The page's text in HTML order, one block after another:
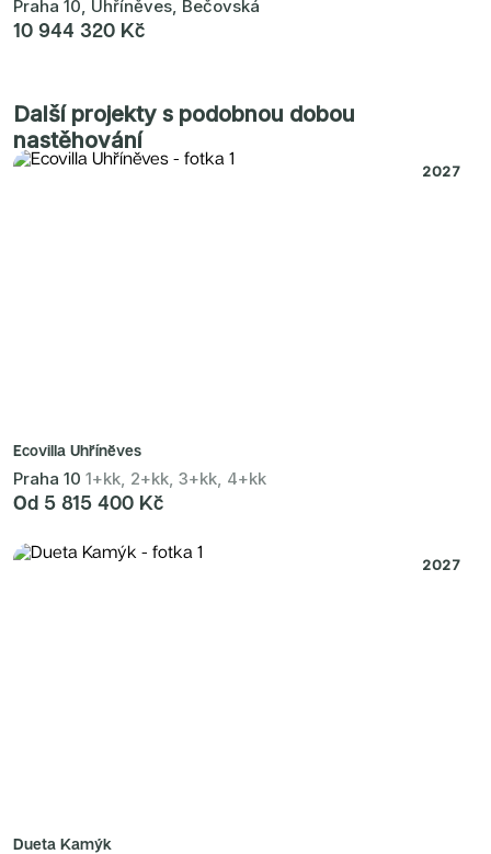
Praha 10, Uhříněves, Bečovská
10 944 320 Kč
Další projekty s podobnou dobou
nastěhování
2027
Ecovilla Uhříněves
Praha 10 1+kk, 2+kk, 3+kk, 4+kk
Od 5 815 400 Kč
2027
Dueta Kamýk